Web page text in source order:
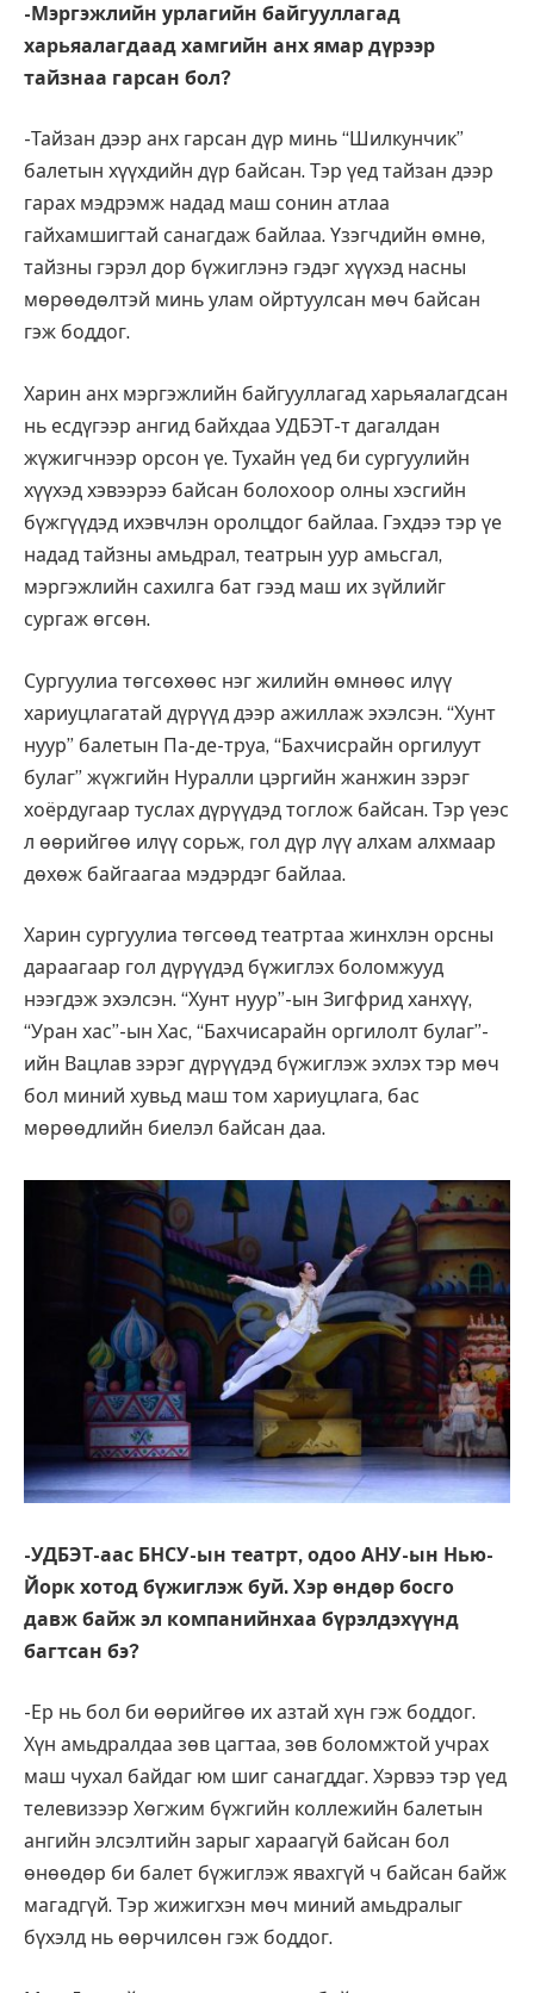
-Мэргэжлийн урлагийн байгууллагад
харьяалагдаад хамгийн анх ямар дүрээр
тайзнаа гарсан бол?
-Тайзан дээр анх гарсан дүр минь “Шилкунчик”
балетын хүүхдийн дүр байсан. Тэр үед тайзан дээр
гарах мэдрэмж надад маш сонин атлаа
гайхамшигтай санагдаж байлаа. Үзэгчдийн өмнө,
тайзны гэрэл дор бүжиглэнэ гэдэг хүүхэд насны
мөрөөдөлтэй минь улам ойртуулсан мөч байсан
гэж боддог.
Харин анх мэргэжлийн байгууллагад харьяалагдсан
нь есдүгээр ангид байхдаа УДБЭТ-т дагалдан
жүжигчнээр орсон үе. Тухайн үед би сургуулийн
хүүхэд хэвээрээ байсан болохоор олны хэсгийн
бүжгүүдэд ихэвчлэн оролцдог байлаа. Гэхдээ тэр үе
надад тайзны амьдрал, театрын уур амьсгал,
мэргэжлийн сахилга бат гээд маш их зүйлийг
сургаж өгсөн.
Сургуулиа төгсөхөөс нэг жилийн өмнөөс илүү
хариуцлагатай дүрүүд дээр ажиллаж эхэлсэн. “Хунт
нуур” балетын Па-де-труа, “Бахчисрайн оргилуут
булаг” жүжгийн Нуралли цэргийн жанжин зэрэг
хоёрдугаар туслах дүрүүдэд тоглож байсан. Тэр үеэс
л өөрийгөө илүү сорьж, гол дүр лүү алхам алхмаар
дөхөж байгаагаа мэдэрдэг байлаа.
Харин сургуулиа төгсөөд театртаа жинхлэн орсны
дараагаар гол дүрүүдэд бүжиглэх боломжууд
нээгдэж эхэлсэн. “Хунт нуур”-ын Зигфрид ханхүү,
“Уран хас”-ын Хас, “Бахчисарайн оргилолт булаг”-
ийн Вацлав зэрэг дүрүүдэд бүжиглэж эхлэх тэр мөч
бол миний хувьд маш том хариуцлага, бас
мөрөөдлийн биелэл байсан даа.
-УДБЭТ-аас БНСУ-ын театрт, одоо АНУ-ын Нью-
Йорк хотод бүжиглэж буй. Хэр өндөр босго
давж байж эл компанийнхаа бүрэлдэхүүнд
багтсан бэ?
-Ер нь бол би өөрийгөө их азтай хүн гэж боддог.
Хүн амьдралдаа зөв цагтаа, зөв боломжтой учрах
маш чухал байдаг юм шиг санагддаг. Хэрвээ тэр үед
телевизээр Хөгжим бүжгийн коллежийн балетын
ангийн элсэлтийн зарыг хараагүй байсан бол
өнөөдөр би балет бүжиглэж явахгүй ч байсан байж
магадгүй. Тэр жижигхэн мөч миний амьдралыг
бүхэлд нь өөрчилсөн гэж боддог.